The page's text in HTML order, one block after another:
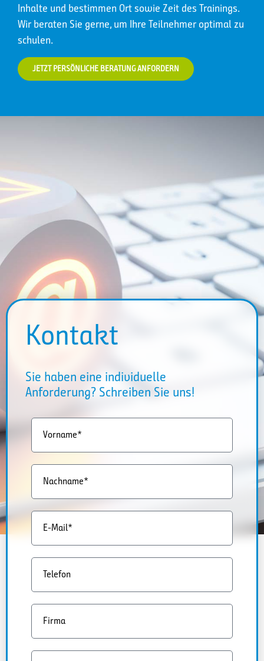
Inhalte und bestimmen Ort sowie Zeit des Trainings.
Wir beraten Sie gerne, um Ihre Teilnehmer optimal zu
schulen.
JETZT PERSÖNLICHE BERATUNG ANFORDERN
Kontakt
Sie haben eine individuelle
Anforderung? Schreiben Sie uns!
Vorname*
Nachname*
E-Mail*
Telefon
Firma